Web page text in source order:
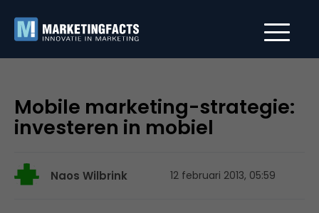
Mobile marketing-strategie:
investeren in mobiel
Naos Wilbrink 12 februari 2013, 05:59